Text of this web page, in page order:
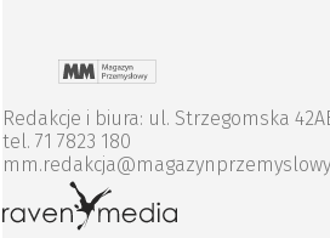
Redakcje i biura: ul. Strzegomska
tel. 71 7823 180